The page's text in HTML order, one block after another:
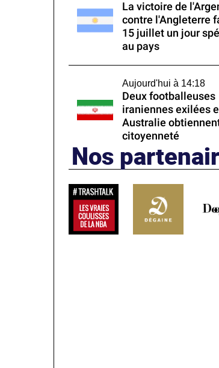
La victoire de
contre l'Angleterre
15 juillet un jour
au pays
Aujourd'hui à 14:18
Deux footballeuses
iraniennes exilées
Australie
citoyenneté
Nos